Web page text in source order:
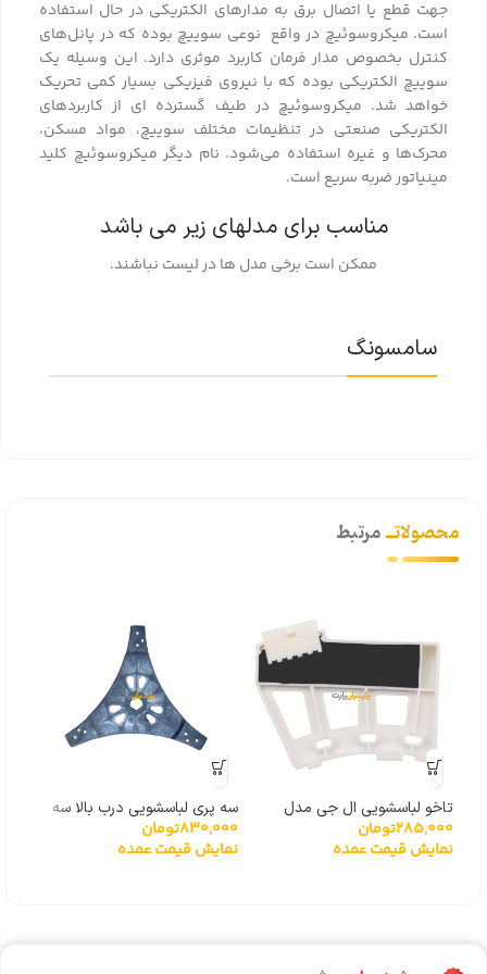
جهت قطع یا اتصال برق به مدارهای الکتریکی در حال استفاده
است. میکروسوئیچ در واقع نوعی سوییچ بوده که در پانل‌های
کنترل بخصوص مدار فرمان کاربرد موثری دارد. این وسیله یک
سوییچ الکتریکی بوده که با نیروی فیزیکی بسیار کمی تحریک
خواهد شد. میکروسوئیچ در طیف گسترده ای از کاربردهای
الکتریکی صنعتی در تنظیمات مختلف سوییچ، مواد مسکن،
محرک‌ها و غیره استفاده می‌شود. نام دیگر میکروسوئیچ کلید
مینیاتور ضربه سریع است.
مناسب برای مدلهای زیر می باشد
ممکن است برخی مدل ها در لیست نباشند.
سامسونگ
محصولاتــمرتبط
تاخو لباسشویی ال جی مدل
گیربکسی 6501KW2001A
285,000تومان
نمایش قیمت عمده
سه پری لباسشویی درب بالا سه
پیچ
830,000تومان
نمایش قیمت عمده